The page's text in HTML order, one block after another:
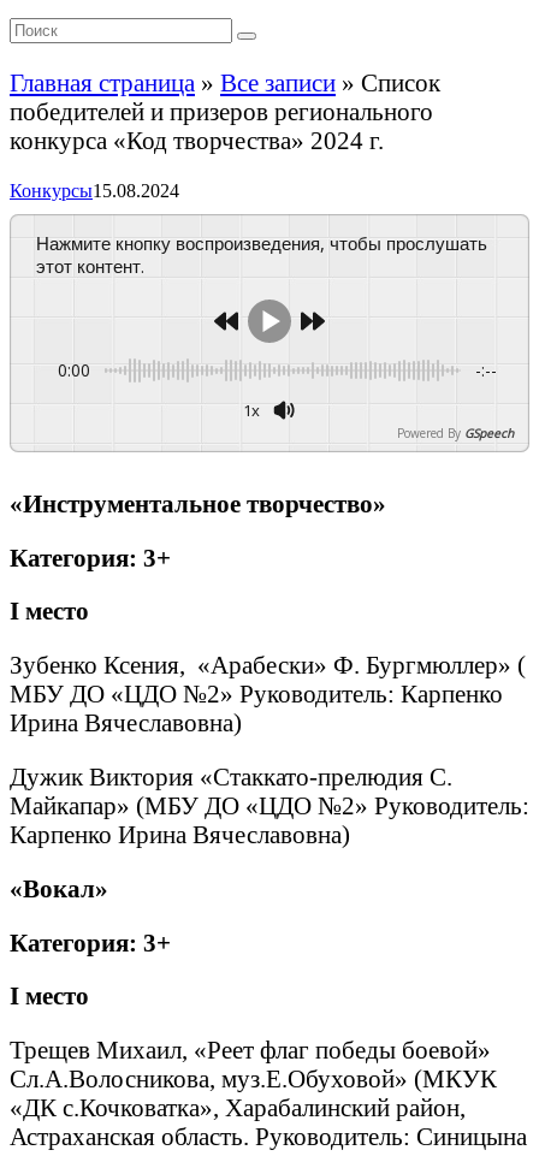
Главная страница » Все записи » Список
победителей и призеров регионального
конкурса «Код творчества» 2024 г.
Конкурсы15.08.2024
Нажмите кнопку воспроизведения, чтобы прослушать
этот контент.
0:00 -:--
1x
Powered By GSpeech
«Инструментальное творчество»
Категория: 3+
I место
Зубенко Ксения, «Арабески» Ф. Бургмюллер» (
МБУ ДО «ЦДО №2» Руководитель: Карпенко
Ирина Вячеславовна)
Дужик Виктория «Стаккато-прелюдия С.
Майкапар» (МБУ ДО «ЦДО №2» Руководитель:
Карпенко Ирина Вячеславовна)
«Вокал»
Категория: 3+
I место
Трещев Михаил, «Реет флаг победы боевой»
Сл.А.Волосникова, муз.Е.Обуховой» (МКУК
«ДК с.Кочковатка», Харабалинский район,
Астраханская область. Руководитель: Синицына